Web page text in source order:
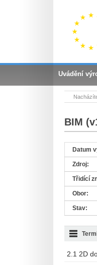
Uvádění
BIM
Datum
Zdroj:
Třidící
Obor:
Stav:
2.1 2D